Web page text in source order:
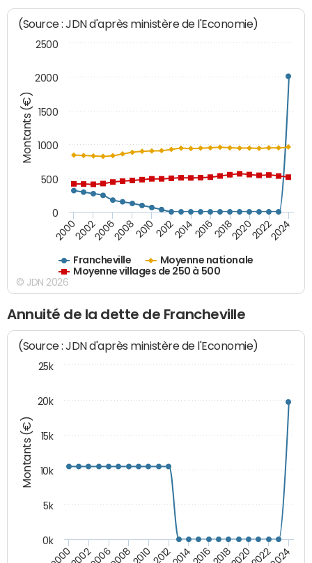
Montants (€)
(Source : JDN d'après ministère de l'Economie)
Francheville
Moyenne nationale
Moyenne villages de 250 à 500
200020022006200820102012201420162018202020222024
0
500
1000
1500
2000
2500
© JDN 2026
Annuité de la dette de Francheville
Montants (€)
(Source : JDN d'après ministère de l'Economie)
200020022006200820102012201420162018202020222024
0k
5k
10k
15k
20k
25k